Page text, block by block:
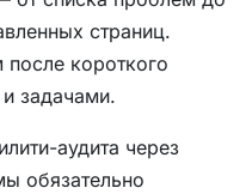
страниц.
короткого
задачами.
аудита через
обязательно